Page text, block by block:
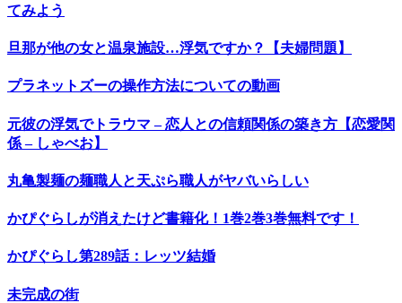
てみよう
旦那が他の女と温泉施設…浮気ですか？【夫婦問題】
プラネットズーの操作方法についての動画
元彼の浮気でトラウマ – 恋人との信頼関係の築き方【恋愛関
係 – しゃべお】
丸亀製麺の麺職人と天ぷら職人がヤバいらしい
かぴぐらしが消えたけど書籍化！1巻2巻3巻無料です！
かぴぐらし第289話：レッツ結婚
未完成の街